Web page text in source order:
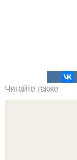
Читайте также